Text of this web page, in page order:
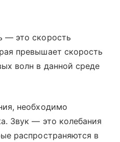
— это скорость
превышает скорость
волн в данной среде
необходимо
Звук — это колебания
распространяются в